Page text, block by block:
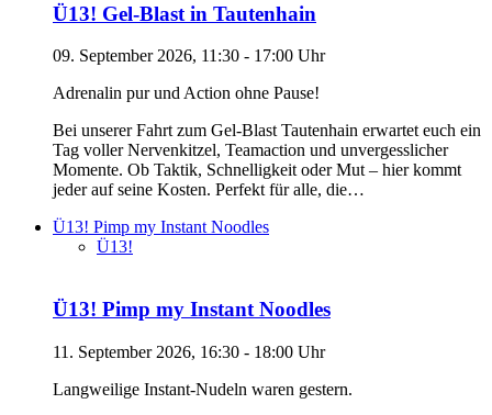
Ü13! Gel-Blast in Tautenhain
09. September 2026, 11:30 - 17:00 Uhr
Adrenalin pur und Action ohne Pause!
Bei unserer Fahrt zum Gel-Blast Tautenhain erwartet euch ein
Tag voller Nervenkitzel, Teamaction und unvergesslicher
Momente. Ob Taktik, Schnelligkeit oder Mut – hier kommt
jeder auf seine Kosten. Perfekt für alle, die…
Ü13! Pimp my Instant Noodles
Ü13!
Ü13! Pimp my Instant Noodles
11. September 2026, 16:30 - 18:00 Uhr
Langweilige Instant-Nudeln waren gestern.